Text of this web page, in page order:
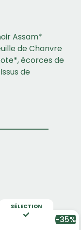
Assam*
de Chanvre
écorces de
de
SÉLECTION
-35%